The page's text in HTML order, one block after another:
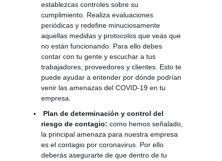
establezcas controles sobre su
cumplimiento. Realiza evaluaciones
periódicas y redefine minuciosamente
aquellas medidas y protocolos que veas que
no están funcionando. Para ello debes
contar con tu gente y escuchar a tus
trabajadores, proveedores y clientes. Esto te
puede ayudar a entender por dónde podrían
venir las amenazas del COVID-19 en tu
empresa.
Plan de determinación y control del
riesgo de contagio: como hemos señalado,
la principal amenaza para nuestra empresa
es el contagio por coronavirus. Por ello
deberás asegurarte de que dentro de tu